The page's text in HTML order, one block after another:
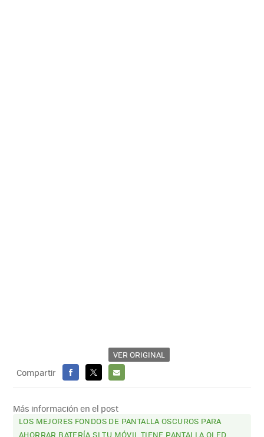
VER ORIGINAL
Compartir
FACEBOOK
X
E-
MAIL
Más información en el post
LOS MEJORES FONDOS DE PANTALLA OSCUROS PARA
AHORRAR BATERÍA SI TU MÓVIL TIENE PANTALLA OLED